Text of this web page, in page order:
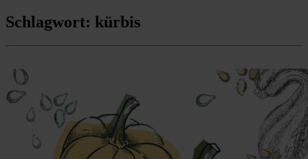
Schlagwort: kürbis